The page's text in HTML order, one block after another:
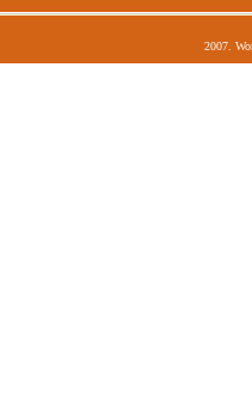
2007.